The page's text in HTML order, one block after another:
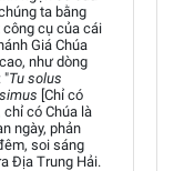
ta bằng
công cụ của cái
Giá Chúa
như dòng
"Tu solus
[Chỉ có
chỉ có Chúa là
ngày, phản
soi sáng
Địa Trung Hải.